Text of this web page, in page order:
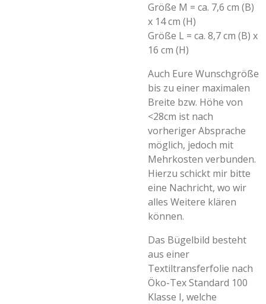
Größe M = ca. 7,6 cm (B)
x 14 cm (H)
Größe L = ca. 8,7 cm (B) x
16 cm (H)
Auch Eure Wunschgröße
bis zu einer maximalen
Breite bzw. Höhe von
<28cm ist nach
vorheriger Absprache
möglich, jedoch mit
Mehrkosten verbunden.
Hierzu schickt mir bitte
eine Nachricht, wo wir
alles Weitere klären
können.
Das Bügelbild besteht
aus einer
Textiltransferfolie nach
Öko-Tex Standard 100
Klasse I, welche